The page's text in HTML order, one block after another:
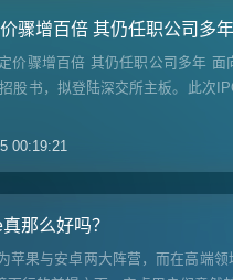
骤增百倍 其仍任职公司多年
价骤增百倍 其仍任职公司多年
股书，拟登陆深交所主板。此次
00:19:21
那么好吗？
苹果与安卓两大阵营，而在高端